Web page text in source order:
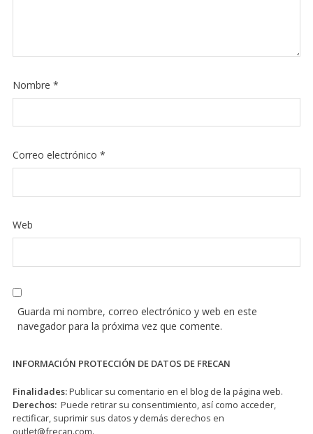
Nombre *
Correo electrónico *
Web
Guarda mi nombre, correo electrónico y web en este
navegador para la próxima vez que comente.
INFORMACIÓN PROTECCIÓN DE DATOS DE FRECAN
Finalidades:Publicar su comentario en el blog de la página web.
Derechos: Puede retirar su consentimiento, así como acceder,
rectificar, suprimir sus datos y demás derechos en
outlet@frecan.com.